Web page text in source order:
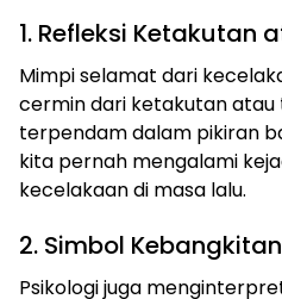
1. Refleksi Ketakutan
Mimpi selamat dari
cermin dari ketakutan atau
terpendam dalam pikiran
kita pernah mengalami
kecelakaan di masa lalu.
2. Simbol
Psikologi juga